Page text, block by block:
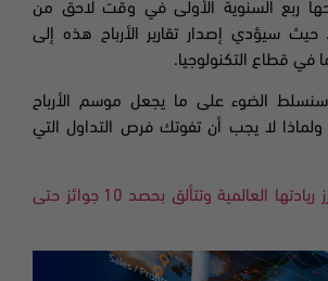
ربع السنوية الأولى في وقت لاحق من
حيث سيؤدي إصدار تقارير الأرباح هذه إلى
في قطاع التكنولوجيا.
الضوء على ما يجعل موسم الأرباح
ولماذا لا يجب أن تفوتك فرص التداول التي
سي إم تريدينج تعزز ريادتها العالمية وتتألق بحصد 10 جوائز حتى